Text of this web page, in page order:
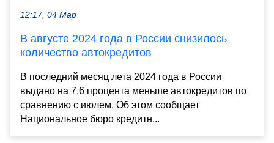
12:17, 04 Мар
В августе 2024 года в России снизилось
количество автокредитов
В последний месяц лета 2024 года в России
выдано на 7,6 процента меньше автокредитов по
сравнению с июлем. Об этом сообщает
Национальное бюро кредитн...